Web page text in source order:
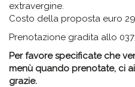
extravergine.
Costo della proposta euro
Prenotazione gradita allo
Per favore specificate che
menù quando prenotate, ci
grazie.